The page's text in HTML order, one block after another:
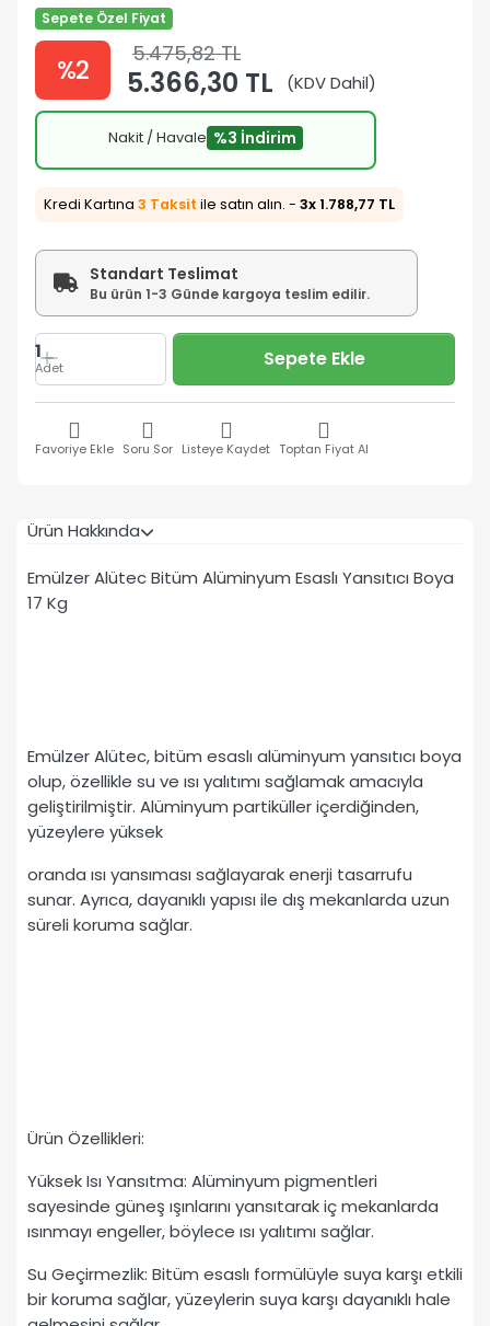
Sepete Özel Fiyat
%2 5.475,82 TL
5.366,30 TL (KDV Dahil)
Nakit / Havale %3 İndirim
Kredi Kartına 3 Taksit ile satın alın. - 3x 1.788,77 TL
Standart Teslimat
Bu ürün 1-3 Günde kargoya teslim edilir.
1
Adet Sepete Ekle
Favoriye Ekle Soru Sor Listeye Kaydet Toptan Fiyat Al
Ürün Hakkında
Emülzer Alütec Bitüm Alüminyum Esaslı Yansıtıcı Boya
17 Kg
Emülzer Alütec, bitüm esaslı alüminyum yansıtıcı boya
olup, özellikle su ve ısı yalıtımı sağlamak amacıyla
geliştirilmiştir. Alüminyum partiküller içerdiğinden,
yüzeylere yüksek
oranda ısı yansıması sağlayarak enerji tasarrufu
sunar. Ayrıca, dayanıklı yapısı ile dış mekanlarda uzun
süreli koruma sağlar.
Ürün Özellikleri:
Yüksek Isı Yansıtma: Alüminyum pigmentleri
sayesinde güneş ışınlarını yansıtarak iç mekanlarda
ısınmayı engeller, böylece ısı yalıtımı sağlar.
Su Geçirmezlik: Bitüm esaslı formülüyle suya karşı etkili
bir koruma sağlar, yüzeylerin suya karşı dayanıklı hale